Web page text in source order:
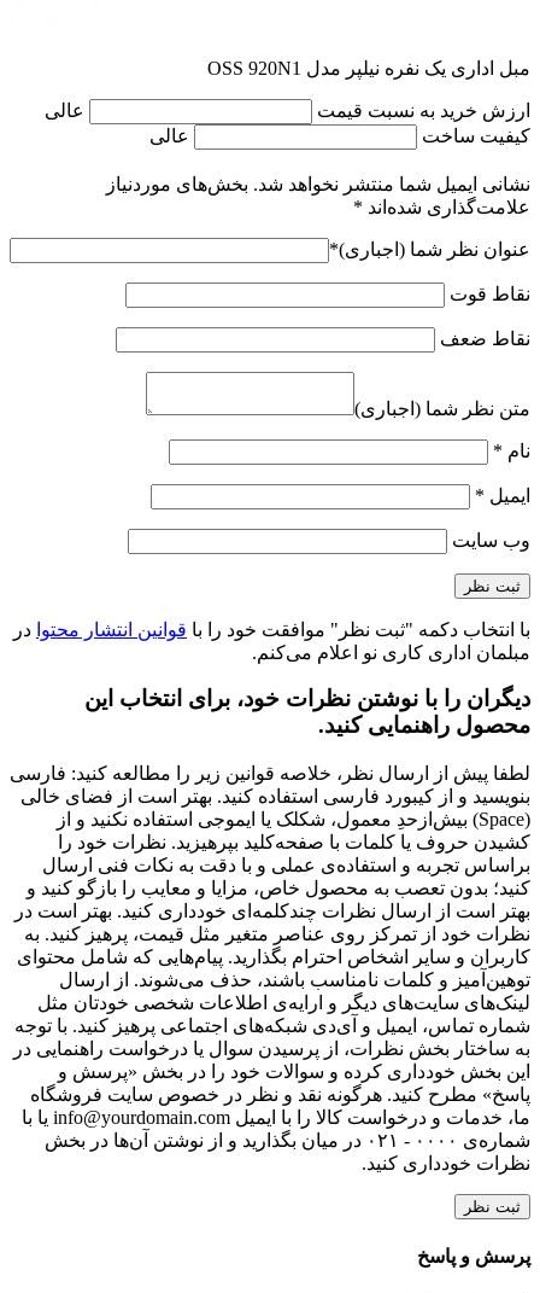
مبل اداری یک نفره نیلپر مدل OSS 920N1
ارزش خرید به نسبت قیمت
عالی
کیفیت ساخت
عالی
نشانی ایمیل شما منتشر نخواهد شد. بخش‌های موردنیاز
علامت‌گذاری شده‌اند *
عنوان نظر شما (اجباری)*
نقاط قوت
نقاط ضعف
متن نظر شما (اجباری)
نام *
ایمیل *
وب‌ سایت
با انتخاب دکمه "ثبت نظر" موافقت خود را با قوانین انتشار محتوا در
مبلمان اداری کاری نو اعلام می‌کنم.
دیگران را با نوشتن نظرات خود، برای انتخاب این
محصول راهنمایی کنید.
لطفا پیش از ارسال نظر، خلاصه قوانین زیر را مطالعه کنید: فارسی
بنویسید و از کیبورد فارسی استفاده کنید. بهتر است از فضای خالی
(Space) بیش‌از‌حدِ معمول، شکلک یا ایموجی استفاده نکنید و از
کشیدن حروف یا کلمات با صفحه‌کلید بپرهیزید. نظرات خود را
براساس تجربه و استفاده‌ی عملی و با دقت به نکات فنی ارسال
کنید؛ بدون تعصب به محصول خاص، مزایا و معایب را بازگو کنید و
بهتر است از ارسال نظرات چندکلمه‌‌ای خودداری کنید. بهتر است در
نظرات خود از تمرکز روی عناصر متغیر مثل قیمت، پرهیز کنید. به
کاربران و سایر اشخاص احترام بگذارید. پیام‌هایی که شامل محتوای
توهین‌آمیز و کلمات نامناسب باشند، حذف می‌شوند. از ارسال
لینک‌های سایت‌های دیگر و ارایه‌ی اطلاعات شخصی خودتان مثل
شماره تماس، ایمیل و آی‌دی شبکه‌های اجتماعی پرهیز کنید. با توجه
به ساختار بخش نظرات، از پرسیدن سوال یا درخواست راهنمایی در
این بخش خودداری کرده و سوالات خود را در بخش «پرسش و
پاسخ» مطرح کنید. هرگونه نقد و نظر در خصوص سایت فروشگاه
ما، خدمات و درخواست کالا را با ایمیل info@yourdomain.com یا با
شماره‌ی ۰۰۰۰ - ۰۲۱ در میان بگذارید و از نوشتن آن‌ها در بخش
نظرات خودداری کنید.
ثبت نظر
پرسش و پاسخ